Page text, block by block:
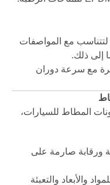
مع المواصفات
إلى ذلك.
مع سرعة دوران
المطاط للسيارات،
ورقابة صارمة على
والأبعاد والتعبئة